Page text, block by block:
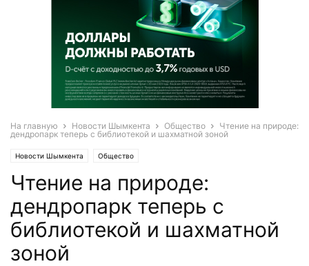
На главную Новости Шымкента Общество
Чтение на природе:
дендропарк теперь с библиотекой и шахматной зоной
Новости Шымкента Общество
Чтение на природе:
дендропарк теперь с
библиотекой и шахматной
зоной